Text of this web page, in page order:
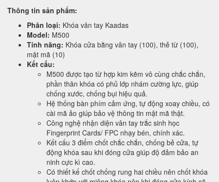
Thông tin sản phẩm:
Phân loại: Khóa vân tay Kaadas
Model: M500
Tính năng: Khóa cửa bằng vân tay (100), thẻ từ (100),
mật mã (10)
Kết cấu:
M500 được tạo từ hợp kim kẽm vô cùng chắc chắn,
phần thân khóa có phủ lớp nhám cường lực, giúp
chống xước, chống bụi hiệu quả.
Hệ thống bàn phím cảm ứng, tự động xoay chiều, có
cài mã ảo giúp bảo vệ thông tin mật mã thật.
Công nghệ nhận diện vân tay trắc sinh học
Fingerprint Cards/ FPC nhạy bén, chính xác.
Kết cấu 3 điểm chốt chắc chắn, chống bẻ cửa, tự
động khóa sau khi đóng cửa giúp độ đảm bảo an
ninh cực kì cao.
Có thiết kế chốt chống rung hai chiều nên chốt khóa